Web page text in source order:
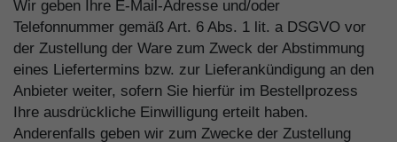
Wir geben Ihre E-Mail-Adresse und/oder
Telefonnummer gemäß Art. 6 Abs. 1 lit. a DSGVO vor
der Zustellung der Ware zum Zweck der Abstimmung
eines Liefertermins bzw. zur Lieferankündigung an den
Anbieter weiter, sofern Sie hierfür im Bestellprozess
Ihre ausdrückliche Einwilligung erteilt haben.
Anderenfalls geben wir zum Zwecke der Zustellung